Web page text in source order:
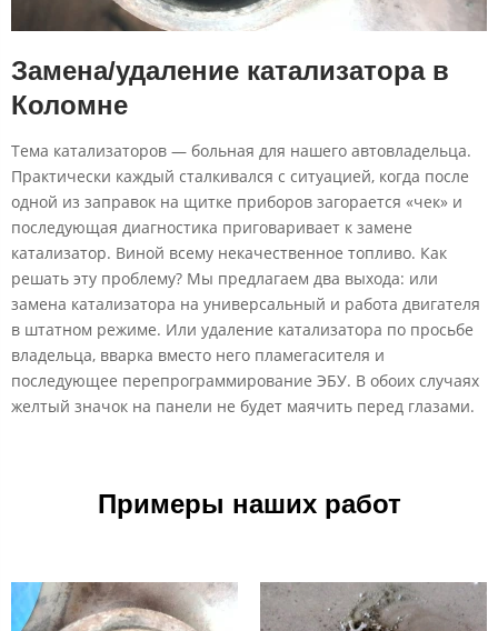
Замена/удаление катализатора​ в
Коломне
Тема катализаторов — больная для нашего автовладельца.
Практически каждый сталкивался с ситуацией, когда после
одной из заправок на щитке приборов загорается «чек» и
последующая диагностика приговаривает к замене
катализатор. Виной всему некачественное топливо. Как
решать эту проблему? Мы предлагаем два выхода: или
замена катализатора на универсальный и работа двигателя
в штатном режиме. Или удаление катализатора по просьбе
владельца, вварка вместо него пламегасителя и
последующее перепрограммирование ЭБУ. В обоих случаях
желтый значок на панели не будет маячить перед глазами.
Примеры наших работ